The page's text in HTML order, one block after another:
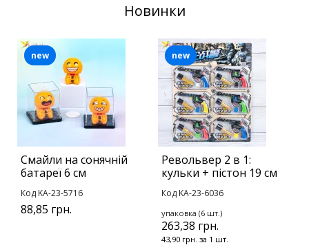
Новинки
Смайли на сонячній
батареї 6 см
Код KA-23-5716
88,85 грн.
new
Револьвер 2 в 1:
кульки + пістон 19 см
Код KA-23-6036
упаковка (6 шт.)
263,38 грн.
43,90 грн. за 1 шт.
new